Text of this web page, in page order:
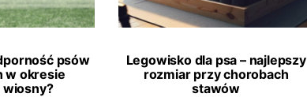
psów
w okresie
Legowisko dla psa – najlepszy
rozmiar przy chorobach
stawów